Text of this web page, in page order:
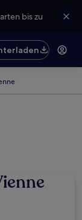
bis zu